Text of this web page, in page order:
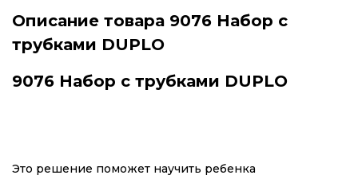
Описание товара 9076 Набор с
трубками DUPLO
9076 Набор с трубками DUPLO
Это решение поможет научить ребенка